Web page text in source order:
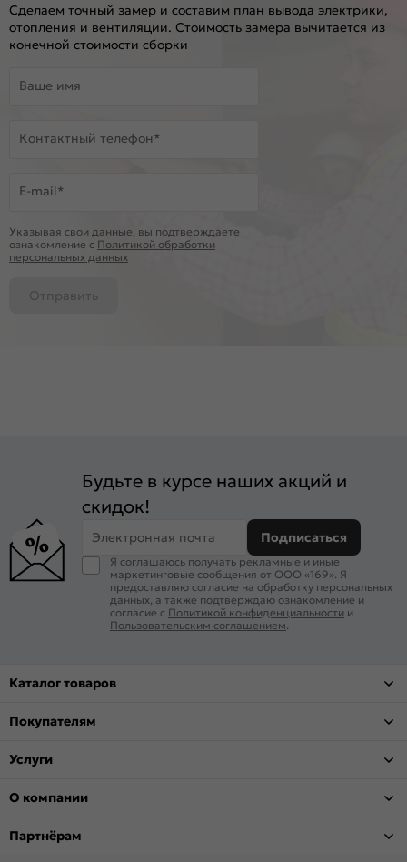
Сделаем точный замер и составим план вывода электрики,
отопления и вентиляции. Стоимость замера вычитается из
конечной стоимости сборки
Ваше имя
Контактный телефон*
E-mail*
Указывая свои данные, вы подтверждаете
ознакомление c Политикой обработки
персональных данных
Отправить
Будьте в курсе наших акций и
скидок!
Электронная почта Подписаться
Я соглашаюсь получать рекламные и иные
маркетинговые сообщения от ООО «169». Я
предоставляю согласие на обработку персональных
данных, а также подтверждаю ознакомление и
согласие с Политикой конфиденциальности и
Пользовательским соглашением.
Каталог товаров
Покупателям
Услуги
О компании
Партнёрам